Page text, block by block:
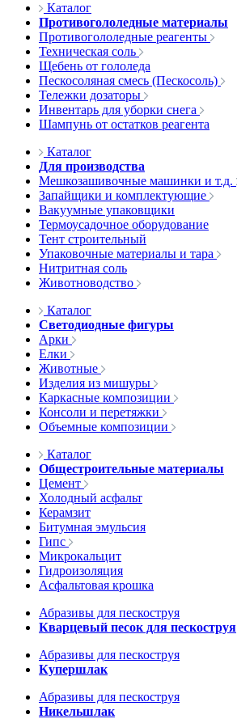
Каталог
Противогололедные материалы
Противогололедные реагенты
Техническая соль
Щебень от гололеда
Пескосоляная смесь (Пескосоль)
Тележки дозаторы
Инвентарь для уборки снега
Шампунь от остатков реагента
Каталог
Для производства
Мешкозашивочные машинки и т.д.
Запайщики и комплектующие
Вакуумные упаковщики
Термоусадочное оборудование
Тент строительный
Упаковочные материалы и тара
Нитритная соль
Животноводство
Каталог
Светодиодные фигуры
Арки
Елки
Животные
Изделия из мишуры
Каркасные композиции
Консоли и перетяжки
Объемные композиции
Каталог
Общестроительные материалы
Цемент
Холодный асфальт
Керамзит
Битумная эмульсия
Гипс
Микрокальцит
Гидроизоляция
Асфальтовая крошка
Абразивы для пескоструя
Кварцевый песок для пескоструя
Абразивы для пескоструя
Купершлак
Абразивы для пескоструя
Никельшлак